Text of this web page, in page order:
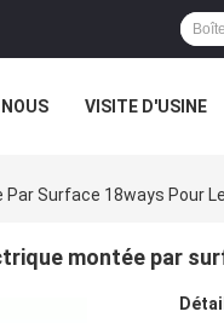
VISITE D'USINE
Surface 18ways Pour
montée par